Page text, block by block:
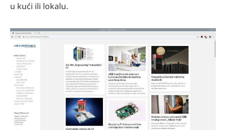
u kući ili lokalu.